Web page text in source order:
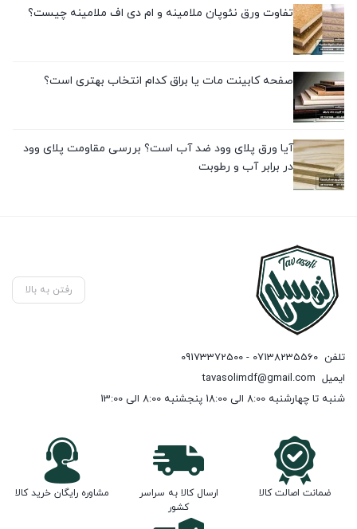
تفاوت ورق نئوپان ملامینه و ام دی اف ملامینه چیست؟
صفحه کابینت مات یا براق کدام انتخاب بهتری است؟
آیا ورق پلای وود ضد آب است؟ بررسی مقاومت پلای وود
در برابر آب و رطوبت
رفتن به بالا
تلفن 07138235560 - 09173372500
ایمیل tavasolimdf@gmail.com
شنبه تا چهارشنبه 8:00 الی 18:00 پنجشنبه 8:00 الی 13:00
ضمانت اصالت کالا
ارسال کالا به سراسر
کشور
مشاوره رایگان خرید کالا